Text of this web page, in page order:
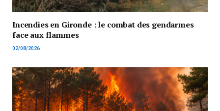
Incendies en Gironde : le combat des gendarmes
face aux flammes
02/08/2026